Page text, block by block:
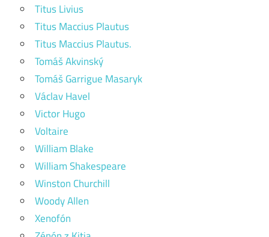
Titus Livius
Titus Maccius Plautus
Titus Maccius Plautus.
Tomáš Akvinský
Tomáš Garrigue Masaryk
Václav Havel
Victor Hugo
Voltaire
William Blake
William Shakespeare
Winston Churchill
Woody Allen
Xenofón